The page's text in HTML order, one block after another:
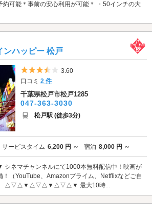
約可能＊事前の安心利用が可能＊ ・50インチの大
ンハッピー 松戸
5つ星のうち3.5
3.60
口コミ2 件
千葉県松戸市松戸1285
047-363-3030
松戸駅 (徒歩3分)
サービスタイム 6,200 円 ～ 宿泊 8,000 円 ～
ャンネルにて1000本無料配信中！映画が
！（YouTube、Amazonプライム、Netflixなどご自
） △▽△▼△▽△▼△▽△▼ 最大10時...